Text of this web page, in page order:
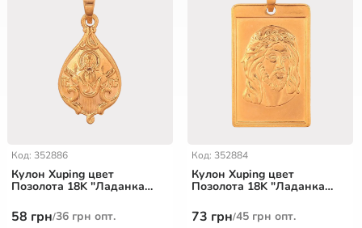
Код: 352886
Кулон Xuping цвет
Позолота 18K "Ладанка
до 5мм
58 грн/36 грн опт.
Код: 352884
Кулон Xuping цвет
Позолота 18K "Ладанка
до 7мм
73 грн/45 грн опт.